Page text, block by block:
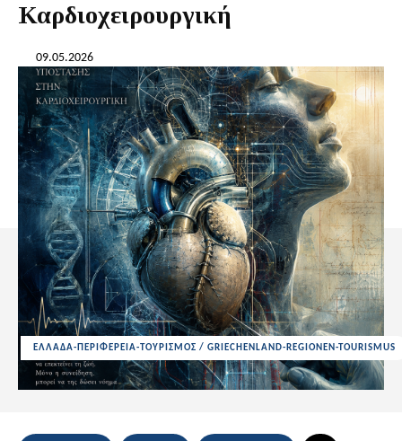
Καρδιοχειρουργική
09.05.2026
ΕΛΛΑΔΑ-ΠΕΡΙΦΕΡΕΙΑ-ΤΟΥΡΙΣΜΟΣ / GRIECHENLAND-REGIONEN-TOURISMUS